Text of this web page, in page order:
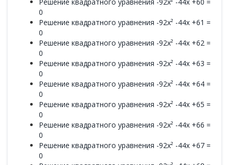
0
Решение квадратного уравнения -92x² -44x +61 =
0
Решение квадратного уравнения -92x² -44x +62 =
0
Решение квадратного уравнения -92x² -44x +63 =
0
Решение квадратного уравнения -92x² -44x +64 =
0
Решение квадратного уравнения -92x² -44x +65 =
0
Решение квадратного уравнения -92x² -44x +66 =
0
Решение квадратного уравнения -92x² -44x +67 =
0